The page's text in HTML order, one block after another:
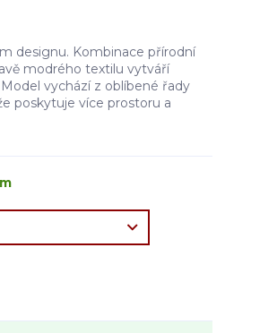
designu. Kombinace přírodní
modrého textilu vytváří
vychází z oblíbené řady
poskytuje více prostoru a